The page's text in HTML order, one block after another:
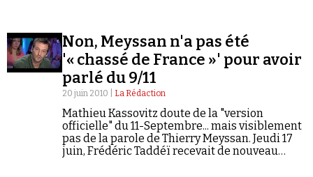
Non, Meyssan n'a pas été
'« chassé de France »' pour avoir
parlé du 9/11
20 juin 2010 | La Rédaction
Mathieu Kassovitz doute de la "version
officielle" du 11-Septembre... mais visiblement
pas de la parole de Thierry Meyssan. Jeudi 17
juin, Frédéric Taddéï recevait de nouveau